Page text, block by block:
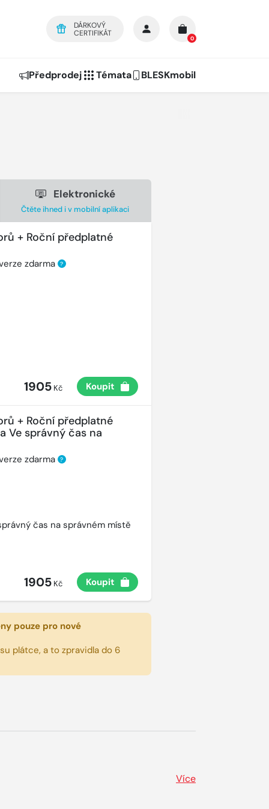
DÁRKOVÝ
CERTIFIKÁT
0
Předprodej Témata BLESKmobil
Elektronické
Čtěte ihned i v mobilní aplikaci
+ Roční předplatné
zdarma ?
1905Kč Koupit
+ Roční předplatné
Ve správný čas na
zdarma ?
čas na správném místě
1905Kč Koupit
pouze pro nové
plátce, a to zpravidla do 6
Více